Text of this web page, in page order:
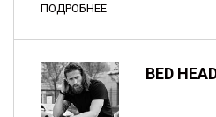
ПОДРОБНЕЕ
BED